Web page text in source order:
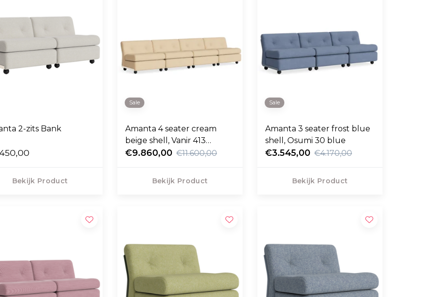
2-zits Bank
Bekijk Product
Sale
Amanta 4 seater cream
beige shell, Vanir 413
cream-orange
€9.860,00 €11.600,00
Bekijk Product
Sale
Amanta 3 seater frost blue
shell, Osumi 30 blue
€3.545,00 €4.170,00
Bekijk Product